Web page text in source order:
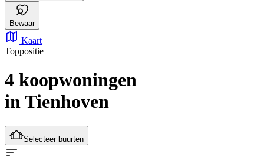
Bewaar
Kaart
Toppositie
4 koopwoningen
in Tienhoven
Selecteer buurten